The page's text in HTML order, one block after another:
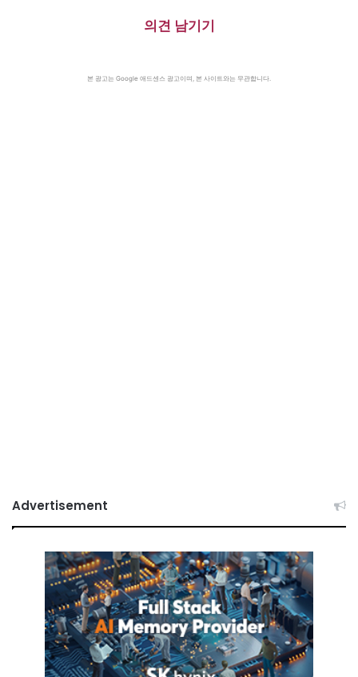
의견 남기기
본 광고는 Google 애드센스 광고이며, 본 사이트와는 무관합니다.
Advertisement